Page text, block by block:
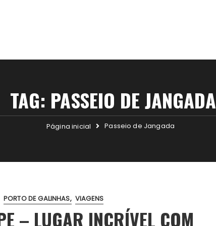
TAG: PASSEIO DE JANGADA
Página inicial Passeio de Jangada
PORTO DE GALINHAS VIAGENS
– LUGAR INCRÍVEL COM